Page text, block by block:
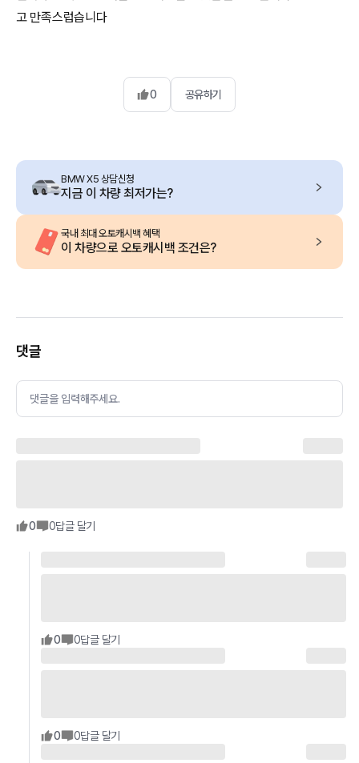
고 만족스럽습니다
0 공유하기
BMW X5 상담신청
지금 이 차량 최저가는?
국내 최대 오토캐시백 혜택
이 차량으로 오토캐시백 조건은?
댓글
댓글을 입력해주세요.
0 0답글 달기
0 0답글 달기
0 0답글 달기